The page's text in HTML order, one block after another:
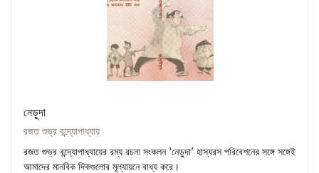
নেড়ুদা
রজত শুভ্র বন্দ্যোপাধ্যায়
রজত শুভ্র বন্দ্যোপাধ্যায়ের রম্য রচনা সংকলন ‘নেড়ুদা’ হাস্যরস পরিবেশনের সঙ্গে সঙ্গেই
আমাদের মানবিক দিকগুলোর মূল্যায়নে বাধ্য করে।